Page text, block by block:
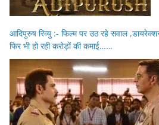
आदिपुरुष रिव्यु :- फिल्म पर उठ रहे सवाल
फिर भी हो रही करोड़ों की कमाई……